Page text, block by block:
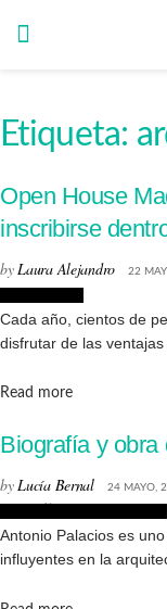
Etiqueta:
Open House
inscribirse
byLaura Alejandro 22
Cada año, cientos de
disfrutar de las ventajas
Read moreDetails
Biografía y obra
byLucía Bernal 24 MAYO,
Antonio Palacios es
influyentes en la